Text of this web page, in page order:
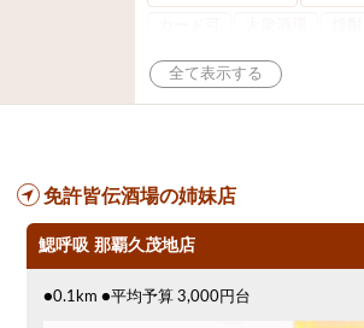
アサヒスーパードライ
免許皆伝酒場の姉妹店
鰓呼吸 那覇久茂地店
●0.1km ●平均予算 3,000円台